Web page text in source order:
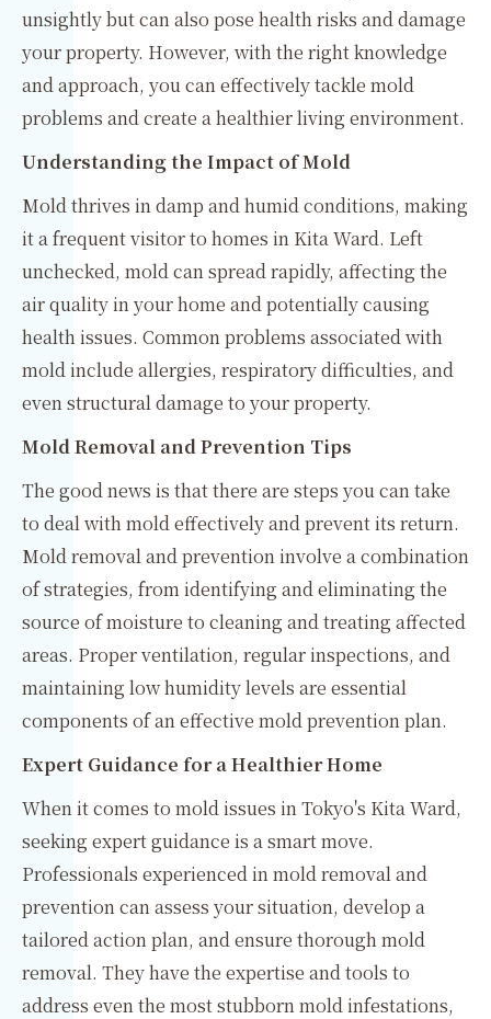
unsightly but can also pose health risks and damage
your property. However, with the right knowledge
and approach, you can effectively tackle mold
problems and create a healthier living environment.
Understanding the Impact of Mold
Mold thrives in damp and humid conditions, making
it a frequent visitor to homes in Kita Ward. Left
unchecked, mold can spread rapidly, affecting the
air quality in your home and potentially causing
health issues. Common problems associated with
mold include allergies, respiratory difficulties, and
even structural damage to your property.
Mold Removal and Prevention Tips
The good news is that there are steps you can take
to deal with mold effectively and prevent its return.
Mold removal and prevention involve a combination
of strategies, from identifying and eliminating the
source of moisture to cleaning and treating affected
areas. Proper ventilation, regular inspections, and
maintaining low humidity levels are essential
components of an effective mold prevention plan.
Expert Guidance for a Healthier Home
When it comes to mold issues in Tokyo's Kita Ward,
seeking expert guidance is a smart move.
Professionals experienced in mold removal and
prevention can assess your situation, develop a
tailored action plan, and ensure thorough mold
removal. They have the expertise and tools to
address even the most stubborn mold infestations,